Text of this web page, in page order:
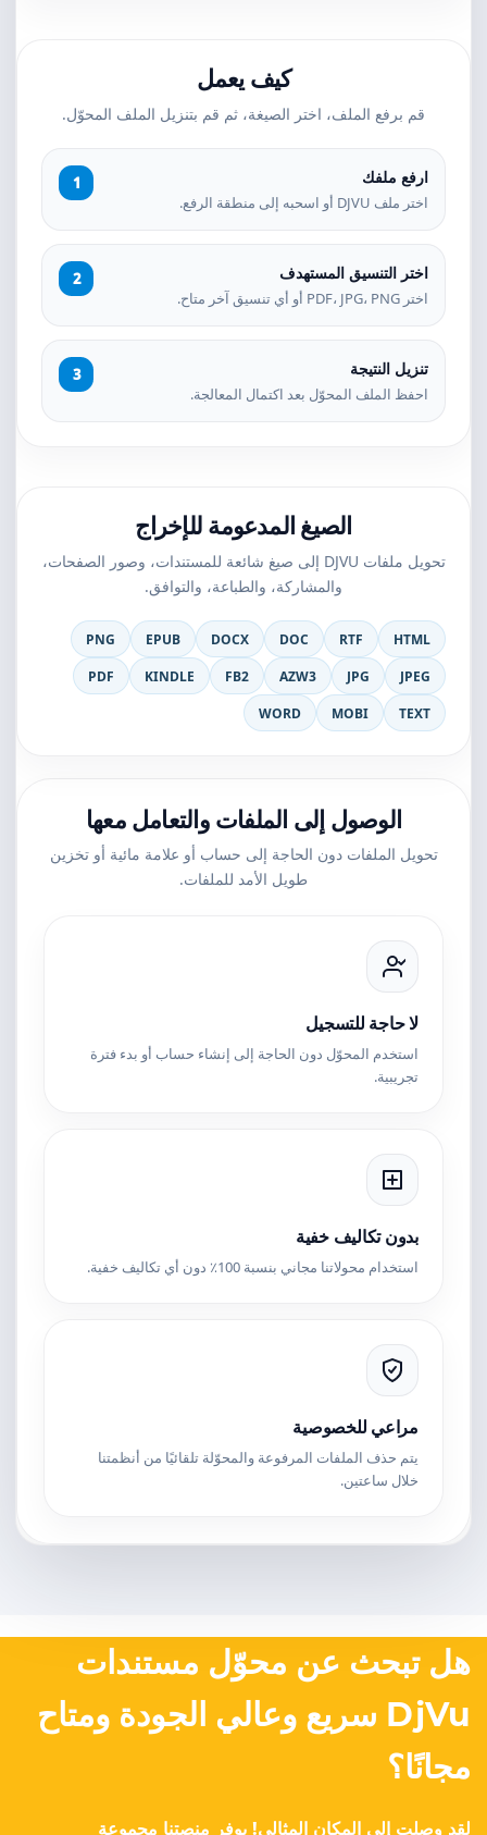
كيف يعمل
قم برفع الملف، اختر الصيغة، ثم قم بتنزيل الملف المحوّل.
ارفع ملفك
اختر ملف DJVU أو اسحبه إلى منطقة الرفع.
اختر التنسيق المستهدف
اختر PDF، JPG، PNG أو أي تنسيق آخر متاح.
تنزيل النتيجة
احفظ الملف المحوّل بعد اكتمال المعالجة.
الصيغ المدعومة للإخراج
تحويل ملفات DJVU إلى صيغ شائعة للمستندات، وصور الصفحات،
والمشاركة، والطباعة، والتوافق.
HTML
RTF
DOC
DOCX
EPUB
PNG
JPEG
JPG
AZW3
FB2
KINDLE
PDF
TEXT
MOBI
WORD
الوصول إلى الملفات والتعامل معها
تحويل الملفات دون الحاجة إلى حساب أو علامة مائية أو تخزين
طويل الأمد للملفات.
لا حاجة للتسجيل
استخدم المحوّل دون الحاجة إلى إنشاء حساب أو بدء فترة
تجريبية.
بدون تكاليف خفية
استخدام محولاتنا مجاني بنسبة 100٪ دون أي تكاليف خفية.
مراعي للخصوصية
يتم حذف الملفات المرفوعة والمحوّلة تلقائيًا من أنظمتنا
خلال ساعتين.
هل تبحث عن محوّل مستندات
DjVu سريع وعالي الجودة ومتاح
مجانًا؟
لقد وصلت إلى المكان المثالي! يوفر منصتنا مجموعة